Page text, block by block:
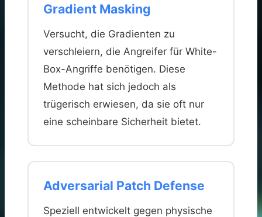
Gradient Masking
Versucht, die Gradienten zu
verschleiern, die Angreifer für White-
Box-Angriffe benötigen. Diese
Methode hat sich jedoch als
trügerisch erwiesen, da sie oft nur
eine scheinbare Sicherheit bietet.
Adversarial Patch Defense
Speziell entwickelt gegen physische